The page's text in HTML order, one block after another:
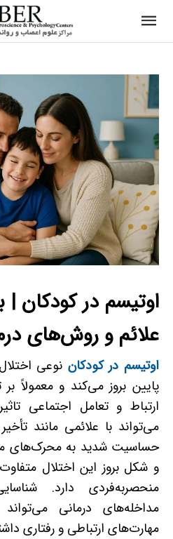
اوتیسم در کودکان |
علائم و روش‌های
اوتیسم در کودکان نوعی
پایین بروز می‌کند و معمولاً
ارتباط و تعامل اجتماعی
می‌تواند با علائمی مانند
حساسیت شدید به محرک‌های
و شکل بروز این اختلال
منحصربه‌فردی دارد.
مداخله‌های درمانی
مهارت‌های ارتباطی و رفتاری